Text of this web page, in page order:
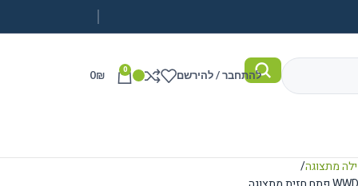
להתחבר / להירשם 0
0₪
מתצוגה